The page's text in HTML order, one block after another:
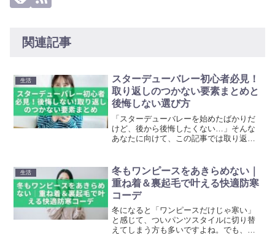
関連記事
生活
スターデューバレー初心者必見！
取り返しのつかない要素まとめと
後悔しない選び方
「スターデューバレーを始めたばかりだ
けど、後から後悔したくない…」そんな
あなたに向けて、この記事では取り返し
選ぶ？ 洞窟はキノコとフルーツどっち？
公民館ルートとJoj...
生活
冬もワンピースをあきらめない｜
重ね着＆裏起毛で叶える快適防寒
コーデ
冬になると「ワンピースだけじゃ寒い」
と感じて、ついパンツスタイルに切り替
えてしまう方も多いですよね。でも、実